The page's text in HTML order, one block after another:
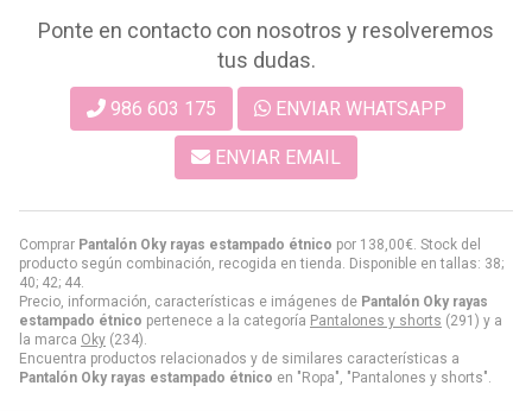
Comprar Pantalón Oky rayas estampado étnico por 138,00€. Stock del
producto según combinación, recogida en tienda. Disponible en tallas: 38;
40; 42; 44.
Precio, información, características e imágenes de Pantalón Oky rayas
estampado étnico pertenece a la categoría Pantalones y shorts (291) y a
la marca Oky (234).
Encuentra productos relacionados y de similares características a
Pantalón Oky rayas estampado étnico en "Ropa", "Pantalones y shorts".
Ponte en contacto con nosotros y resolveremos
tus dudas.
986 603 175 ENVIAR WHATSAPP
ENVIAR EMAIL